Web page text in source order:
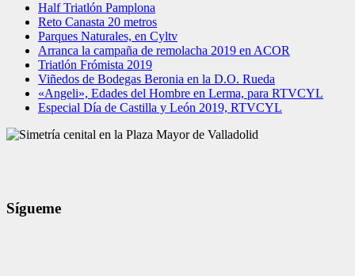
Half Triatlón Pamplona
Reto Canasta 20 metros
Parques Naturales, en Cyltv
Arranca la campaña de remolacha 2019 en ACOR
Triatlón Frómista 2019
Viñedos de Bodegas Beronia en la D.O. Rueda
«Angeli», Edades del Hombre en Lerma, para RTVCYL
Especial Día de Castilla y León 2019, RTVCYL
Sígueme